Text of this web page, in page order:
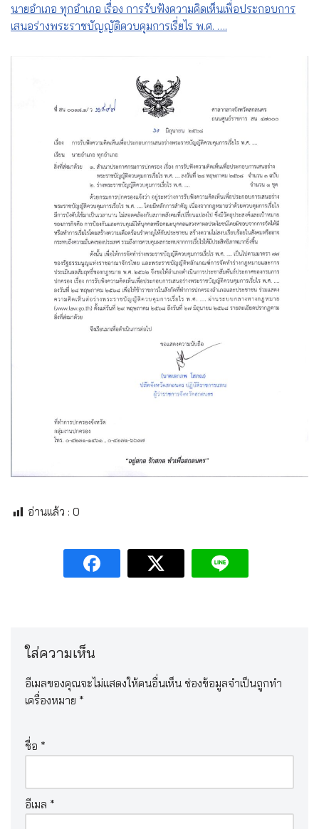
นายอำเภอ ทุกอำเภอ เรื่อง การรับฟังความคิดเห็นเพื่อประกอบการ
เสนอร่างพระราชบัญญัติควบคุมการเรี่ยไร พ.ศ. ….
อ่านแล้ว : 0
ใส่ความเห็น
อีเมลของคุณจะไม่แสดงให้คนอื่นเห็น ช่องข้อมูลจำเป็นถูกทำ
เครื่องหมาย *
ชื่อ *
อีเมล *